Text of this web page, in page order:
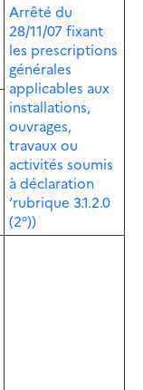
Arrêté du
28/11/07 fixant
les prescriptions
générales
applicables aux
installations,
ouvrages,
travaux ou
activités soumis
à déclaration
‘rubrique 3.1.2.0
(2°))